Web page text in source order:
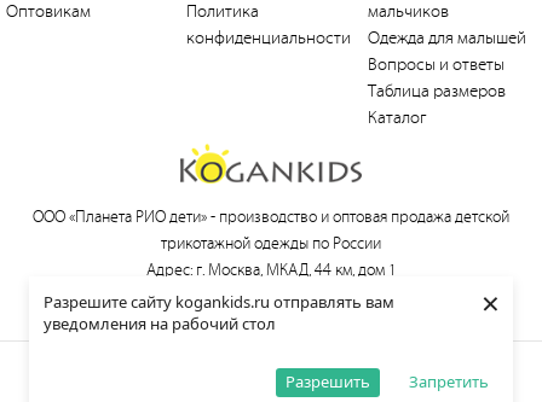
Разрешите сайту kogankids.ru отправлять вам
уведомления на рабочий стол
Запретить
Разрешить
×
Оптовикам
Политика
конфиденциальности
мальчиков
Одежда для малышей
Вопросы и ответы
Таблица размеров
Каталог
ООО «Планета РИО дети» - производство и оптовая продажа детской
трикотажной одежды по России
Адрес: г. Москва, МКАД, 44 км, дом 1
Тел.:+7 (495) 660-21-30, e-mail:love@kogankids.ru
© 2013—2026 KOGANKIDS